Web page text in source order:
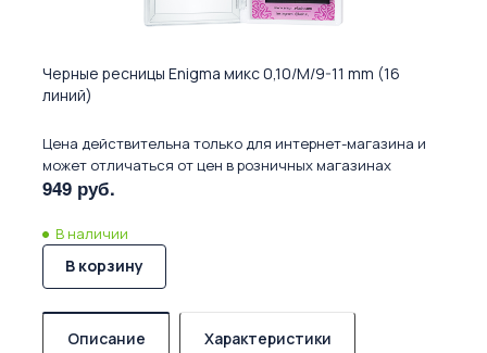
Черные ресницы Enigma микс 0,10/M/9-11 mm (16
линий)
Цена действительна только для интернет-магазина и
может отличаться от цен в розничных магазинах
949 руб.
В наличии
В корзину
Описание Характеристики